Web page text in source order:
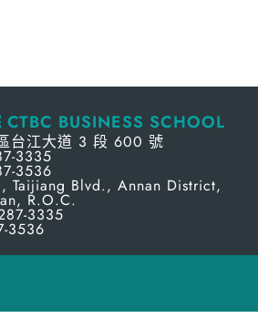
BUSINESS SCHOOL
台江大道 3 段 600 號
3335
3536
Taijiang Blvd., Annan District,
R.O.C.
3335
3536